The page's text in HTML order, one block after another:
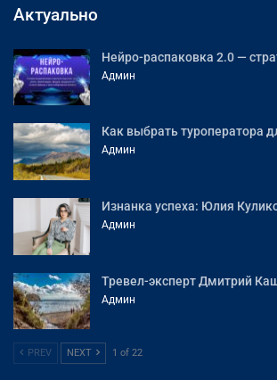
Актуально
Нейро-распаковка 2.0 —
Админ
Как выбрать туроператора
Админ
Изнанка успеха: Юлия
Админ
Тревел-эксперт Дмитрий
Админ
PREV NEXT 1 of 22